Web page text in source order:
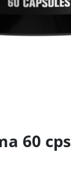
60 cps